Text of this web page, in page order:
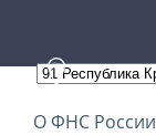
О ФНС России